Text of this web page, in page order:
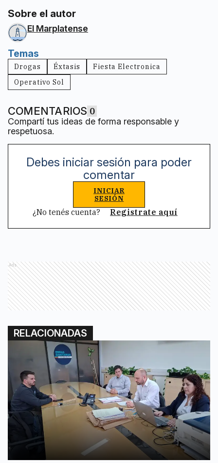
Sobre el autor
El Marplatense
Temas
Drogas Éxtasis
Fiesta Electronica
Operativo Sol
COMENTARIOS 0
Compartí tus ideas de forma responsable y
respetuosa.
Debes iniciar sesión para poder
comentar
INICIAR
SESIÓN
¿No tenés cuenta? Registrate aquí
Ads
RELACIONADAS